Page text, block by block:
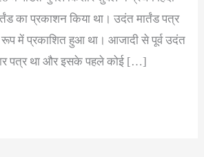
का प्रकाशन किया था। उदंत मार्तंड पत्र
में प्रकाशित हुआ था। आजादी से पूर्व उदंत
पत्र था और इसके पहले कोई […]